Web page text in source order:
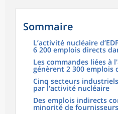
Sommaire
L’activité nucléaire
6 200 emplois directs
Les commandes liées à
génèrent 2 300 emplois
Cinq secteurs
par l'activité nucléaire
Des emplois indirects
minorité de fournisseurs